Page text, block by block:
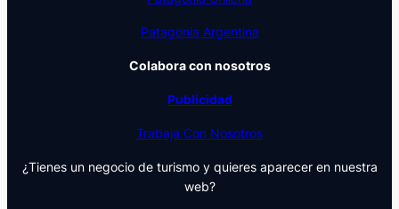
Patagonia Argentina
Colabora con nosotros
Publicidad
Trabaja Con Nosotros
¿Tienes un negocio de turismo y quieres aparecer en nuestra
web?